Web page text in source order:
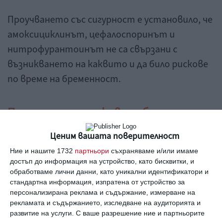
Ценим вашата поверителност
Ние и нашите 1732 партньори съхраняваме и/или имаме
достъп до информация на устройство, като бисквитки, и
обработваме лични данни, като уникални идентификатори и
стандартна информация, изпратена от устройство за
персонализирана реклама и съдържание, измерване на
рекламата и съдържанието, изследване на аудиторията и
развитие на услуги. С ваше разрешение ние и партньорите
Проучването със сигурност е установило, че
амоксициклинът, цефалоспоринът и
нитрофурантоинът не са свързани с
възникването на каквито и да било рискове
по време на бременност.
Потенциални рискове за бременната
Авторите са анализирали информацията на
повече от 139 хиляди раждания, които са се
случили на територията на Квебек през
периода 1998 - 2008 г.